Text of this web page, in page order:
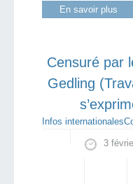
En savoir plus
Censuré par
Gedling
Infos internationales
3